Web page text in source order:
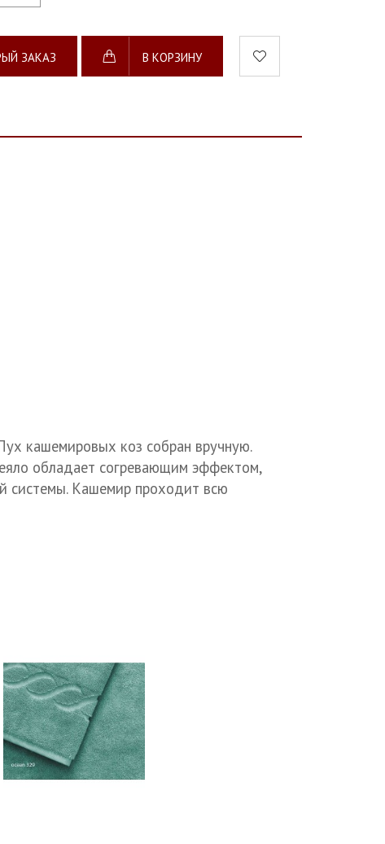
ЗАКАЗ В КОРЗИНУ
кашемировых коз собран вручную.
обладает согревающим эффектом,
системы. Кашемир проходит всю